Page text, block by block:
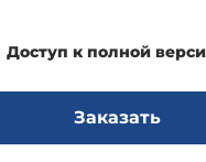
надзора на
иностранных
при
кранов,
Доступ к полной
Заказать